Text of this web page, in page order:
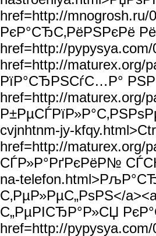
href=http://
РєР°СЂС‚РёРЅРєРё
href=http://
href=http://maturex.org/
РїР°СЂРЅСѓС…Р°
href=http://
cvjnhtnm-jy-
href=http://maturex.org/
СЃР»Р°РґРєРёР№
na-
С‚РµР»РµС„РѕРЅ</
С„РµРІСЂР°Р»СЏ
href=http://